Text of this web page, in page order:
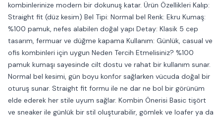
kombinlerinize modern bir dokunuş katar. Ürün Özellikleri Kalıp:
Straight fit (düz kesim) Bel Tipi: Normal bel Renk: Ekru Kumaş:
%100 pamuk, nefes alabilen doğal yapı Detay: Klasik 5 cep
tasarım, fermuar ve düğme kapama Kullanım: Günlük, casual ve
ofis kombinleri için uygun Neden Tercih Etmelisiniz? %100
pamuk kumaşı sayesinde cilt dostu ve rahat bir kullanım sunar.
Normal bel kesimi, gün boyu konfor sağlarken vücuda doğal bir
oturuş sunar. Straight fit formu ile ne dar ne bol bir görünüm
elde ederek her stile uyum sağlar. Kombin Önerisi Basic tişört
ve sneaker ile günlük bir stil oluşturabilir, gömlek ve loafer ya da